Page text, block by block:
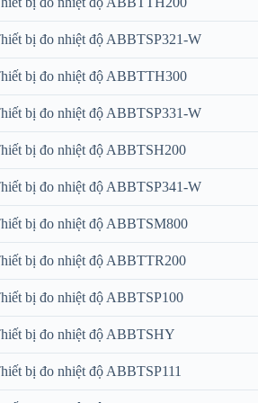
bị đo nhiệt độ ABBTSP321-W
bị đo nhiệt độ ABBTTH300
bị đo nhiệt độ ABBTSP331-W
bị đo nhiệt độ ABBTSH200
bị đo nhiệt độ ABBTSP341-W
bị đo nhiệt độ ABBTSM800
bị đo nhiệt độ ABBTTR200
bị đo nhiệt độ ABBTSP100
bị đo nhiệt độ ABBTSHY
bị đo nhiệt độ ABBTSP111